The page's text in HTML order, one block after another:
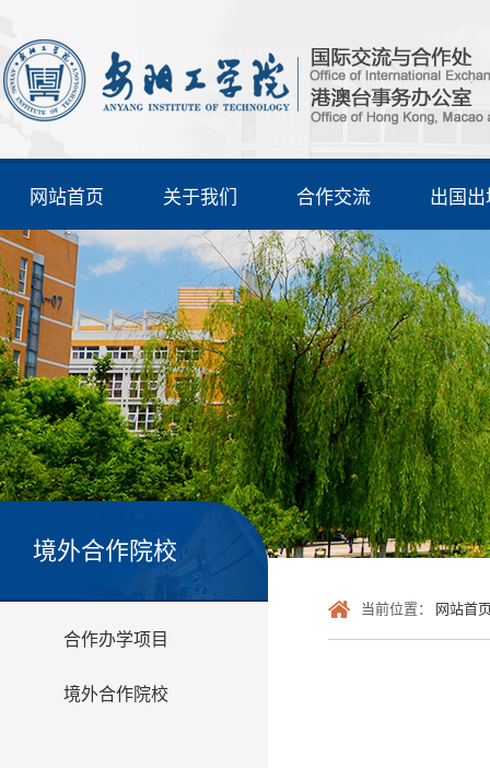
网站首页 关于我们 合作交流 出国出
境外合作院校
合作办学项目
境外合作院校
当前位置： 网站首